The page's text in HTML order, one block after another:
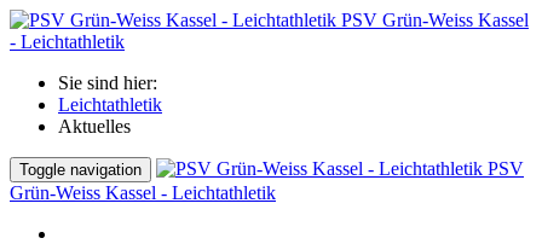
PSV Grün-Weiss Kassel
- Leichtathletik
Sie sind hier:
Leichtathletik
Aktuelles
Toggle navigation
PSV
Grün-Weiss Kassel - Leichtathletik